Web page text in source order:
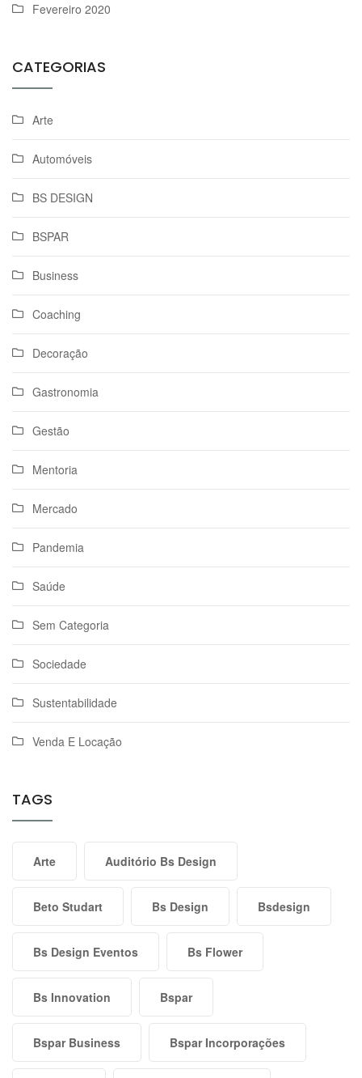
Fevereiro 2020
CATEGORIAS
Arte
Automóveis
BS DESIGN
BSPAR
Business
Coaching
Decoração
Gastronomia
Gestão
Mentoria
Mercado
Pandemia
Saúde
Sem Categoria
Sociedade
Sustentabilidade
Venda E Locação
TAGS
Arte Auditório Bs Design
Beto Studart Bs Design Bsdesign
Bs Design Eventos Bs Flower
Bs Innovation Bspar
Bspar Business Bspar Incorporações